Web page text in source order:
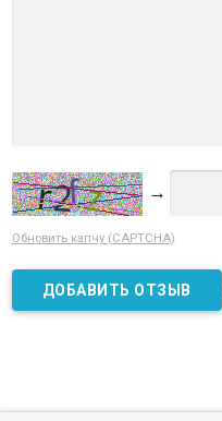
→
Обновить капчу (CAPTCHA)